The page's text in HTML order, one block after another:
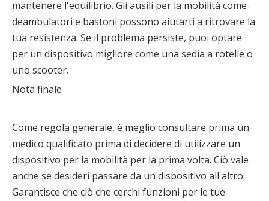
mantenere l'equilibrio. Gli ausili per la mobilità come
deambulatori e bastoni possono aiutarti a ritrovare la
tua resistenza. Se il problema persiste, puoi optare
per un dispositivo migliore come una sedia a rotelle o
uno scooter.
Nota finale
Come regola generale, è meglio consultare prima un
medico qualificato prima di decidere di utilizzare un
dispositivo per la mobilità per la prima volta. Ciò vale
anche se desideri passare da un dispositivo all'altro.
Garantisce che ciò che cerchi funzioni per le tue